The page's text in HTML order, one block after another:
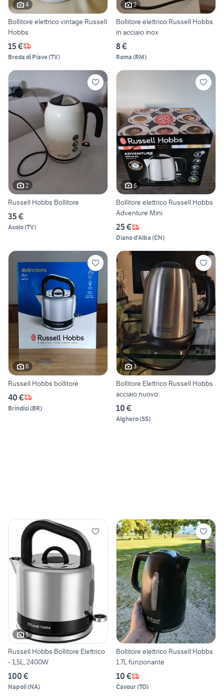
4
Bollitore elettrico vintage Russell
Hobbs
15 €
Breda di Piave(TV)
2
Bollitore elettrico Russell Hobbs
in acciaio inox
8 €
Roma (RM)
2
Russell Hobbs Bollitore
35 €
Asolo(TV)
6
Bollitore elettrico Russell Hobbs
Adventure Mini
25 €
Diano d'Alba (CN)
6
Russell Hobbs bollitore
40 €
Brindisi(BR)
3
Bollitore Elettrico Russell Hobbs
acciaio nuovo
10 €
Alghero(SS)
5
Russell Hobbs Bollitore Elettrico
- 1,5L, 2400W
100 €
Napoli(NA)
Bollitore elettrico Russell Hobbs
1.7L funzionante
10 €
Cavour(TO)